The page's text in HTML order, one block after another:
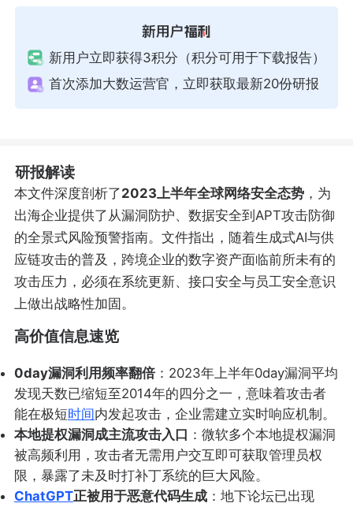
新用户立即获得3积分（积分可用于下载报告）
首次添加大数运营官，立即获取最新20份研报
研报解读
本文件深度剖析了2023上半年全球网络安全态势，为
出海企业提供了从漏洞防护、数据安全到APT攻击防御
的全景式风险预警指南。文件指出，随着生成式AI与供
应链攻击的普及，跨境企业的数字资产面临前所未有的
攻击压力，必须在系统更新、接口安全与员工安全意识
上做出战略性加固。
高价值信息速览
0day漏洞利用频率翻倍：2023年上半年0day漏洞平均
发现天数已缩短至2014年的四分之一，意味着攻击者
能在极短时间内发起攻击，企业需建立实时响应机制。
本地提权漏洞成主流攻击入口 ：微软多个本地提权漏洞
被高频利用，攻击者无需用户交互即可获取管理员权
限，暴露了未及时打补丁系统的巨大风险。
ChatGPT正被用于恶意代码生成：地下论坛已出现